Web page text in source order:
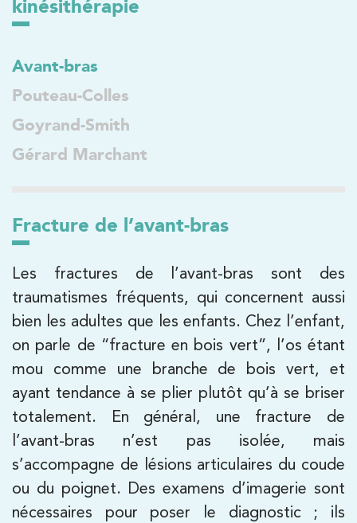
kinésithérapie
Avant-bras
Pouteau-Colles
Goyrand-Smith
Gérard Marchant
Fracture de l’avant-bras
Les fractures de l’avant-bras sont des
traumatismes fréquents, qui concernent aussi
bien les adultes que les enfants. Chez l’enfant,
on parle de “fracture en bois vert”, l’os étant
mou comme une branche de bois vert, et
ayant tendance à se plier plutôt qu’à se briser
totalement. En général, une fracture de
l’avant-bras n’est pas isolée, mais
s’accompagne de lésions articulaires du coude
ou du poignet. Des examens d’imagerie sont
nécessaires pour poser le diagnostic ; ils
IK Boulogne – 92
3 Av. André Morizet 92100 Boulogne-
Billancourt
PRENDRE RDV
Kinésithérapie
IK Châtenay-Malabry – 92
380 Av. de la Division Leclerc 92290
Châtenay-Malabry
380 Av. de la Division Leclerc 92290
Châtenay-Malabry
01 43 50 05 24
PRENDRE RDV
PRENDRE RDV
Kinésithérapie Balnéothérapie